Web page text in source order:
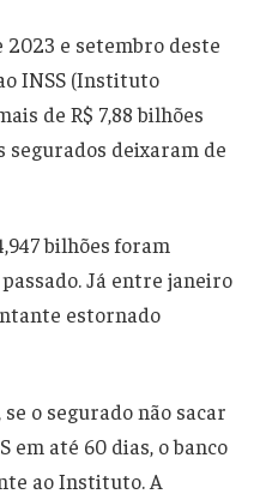
2023 e setembro deste
INSS (Instituto
de R$ 7,88 bilhões
segurados deixaram de
bilhões foram
Já entre janeiro
estornado
o segurado não sacar
em até 60 dias, o banco
ao Instituto. A